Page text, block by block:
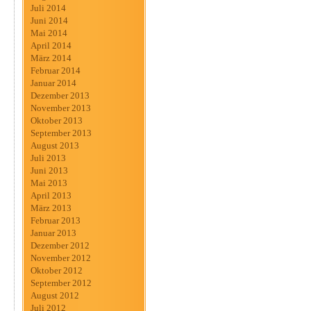
Juli 2014
Juni 2014
Mai 2014
April 2014
März 2014
Februar 2014
Januar 2014
Dezember 2013
November 2013
Oktober 2013
September 2013
August 2013
Juli 2013
Juni 2013
Mai 2013
April 2013
März 2013
Februar 2013
Januar 2013
Dezember 2012
November 2012
Oktober 2012
September 2012
August 2012
Juli 2012